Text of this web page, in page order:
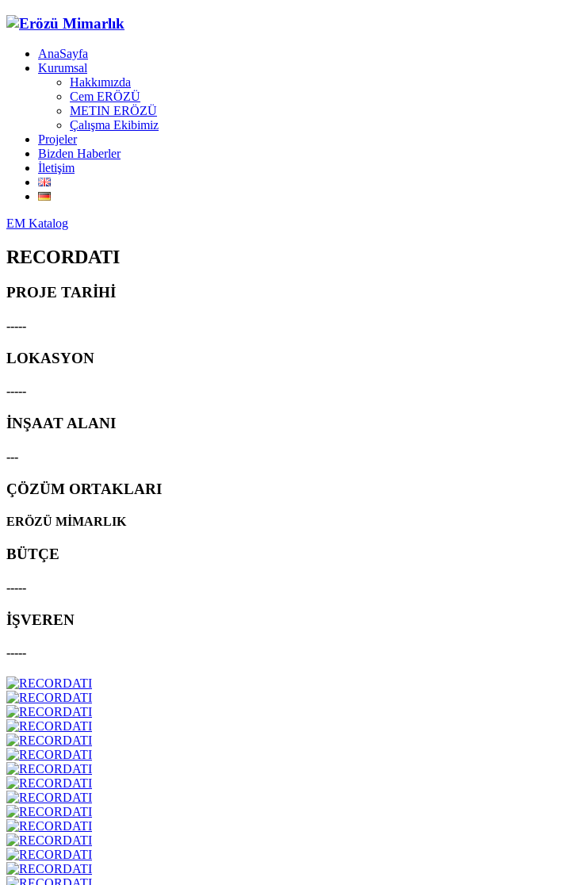
AnaSayfa
Kurumsal
Hakkımızda
Cem ERÖZÜ
METIN ERÖZÜ
Çalışma Ekibimiz
Projeler
Bizden Haberler
İletişim
EM Katalog
RECORDATI
PROJE TARİHİ
-----
LOKASYON
-----
İNŞAAT ALANI
---
ÇÖZÜM ORTAKLARI
ERÖZÜ MİMARLIK
BÜTÇE
-----
İŞVEREN
-----